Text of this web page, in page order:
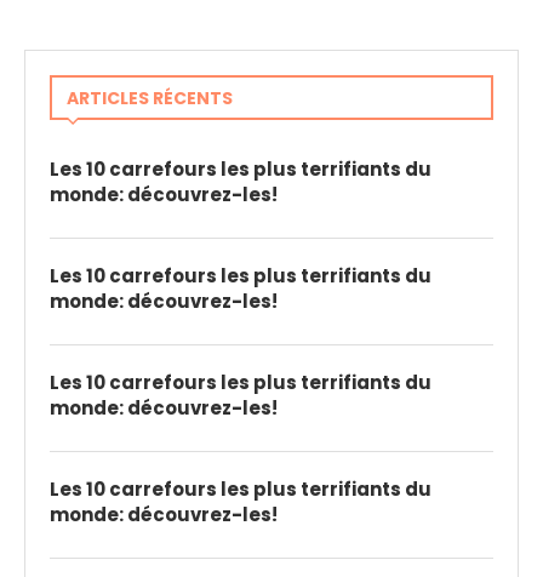
ARTICLES RÉCENTS
Les 10 carrefours les plus terrifiants du
monde: découvrez-les!
Les 10 carrefours les plus terrifiants du
monde: découvrez-les!
Les 10 carrefours les plus terrifiants du
monde: découvrez-les!
Les 10 carrefours les plus terrifiants du
monde: découvrez-les!